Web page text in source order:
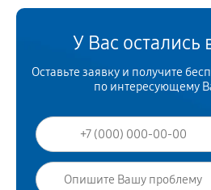
У Вас остались
Оставьте заявку и получите
по интересующему